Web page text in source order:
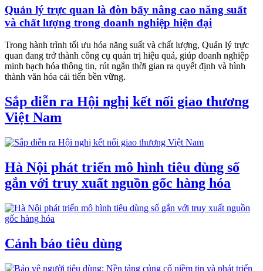
Quản lý trực quan là đòn bẩy nâng cao năng suất
và chất lượng trong doanh nghiệp hiện đại
Trong hành trình tối ưu hóa năng suất và chất lượng, Quản lý trực
quan đang trở thành công cụ quản trị hiệu quả, giúp doanh nghiệp
minh bạch hóa thông tin, rút ngắn thời gian ra quyết định và hình
thành văn hóa cải tiến bền vững.
Sắp diễn ra Hội nghị kết nối giao thương
Việt Nam
Hà Nội phát triển mô hình tiêu dùng số
gắn với truy xuất nguồn gốc hàng hóa
Cảnh báo tiêu dùng